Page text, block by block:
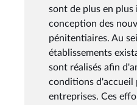
sont de plus en plus
conception des
pénitentiaires. Au
établissements
sont réalisés afin
conditions d'accueil
entreprises. Ces